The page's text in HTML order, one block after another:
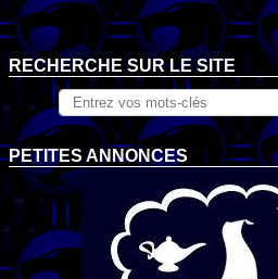
RECHERCHE SUR LE SITE
PETITES ANNONCES